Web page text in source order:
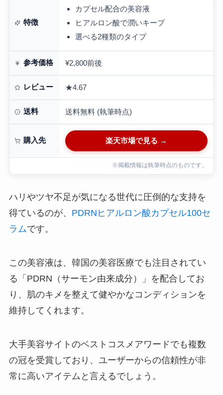
ルケア アヌア anua
特徴
カプセル配合の美容液
ヒアルロン酸で潤いキープ
選べる2種類のタイプ
参考価格 ¥2,800前後
レビュー ★4.67
送料 送料無料 (執筆時点)
購入先 楽天市場で見る →
※掲載情報は執筆時点のものです。
ハリやツヤ不足が気になる世代に圧倒的な支持を
得ているのが、 PDRNヒアルロン酸カプセル100セ
ラムです。
この美容液は、韓国の美容医療でも注目されてい
る「PDRN（サーモン由来成分）」を配合してお
り、肌のキメを整えて健やかなコンディションを
維持してくれます。
大手美容サイトのベストコスメアワードでも複数
の冠を受賞しており、ユーザーからの信頼性が非
常に高いアイテムと言えるでしょう。